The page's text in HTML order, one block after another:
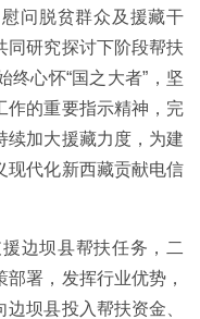
问脱贫群众及援藏干
同研究探讨下阶段帮扶
终心怀“国之大者”，坚
作的重要指示精神，完
续加大援藏力度，为建
现代化新西藏贡献电信
边坝县帮扶任务，二
署，发挥行业优势，
坝县投入帮扶资金、